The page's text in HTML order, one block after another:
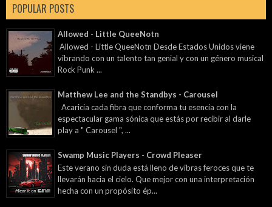
POPULAR POSTS
Allowed - Little QueeNotn
Allowed - Little QueeNotn Desde Estados Unidos viene
vibrando con un talento tan genial y con un género musical
Rock Punk ...
Matthew Lee and the Standbys - Carousel
Acaricia cada fibra que conforma tu esencia con la
espectacular gama sónica que estás por recibir al darle
play a " Carousel ", ...
Swamp Music Players - Crowd Pleaser
Este verano sin duda está lleno de vibras feroces que te
llevarán hacia el cielo. Que mejor con una interpretación
hecha con un propósito ép...